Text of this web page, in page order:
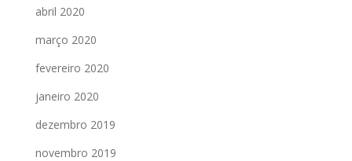
abril 2020
março 2020
fevereiro 2020
janeiro 2020
dezembro 2019
novembro 2019